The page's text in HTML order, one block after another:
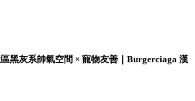
黑灰系帥氣空間 × 寵物友善｜Burgerciaga 漢